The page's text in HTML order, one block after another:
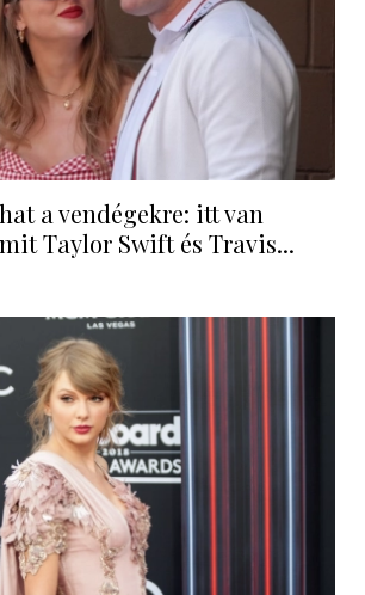
a vendégekre: itt van
Taylor Swift és Travis...